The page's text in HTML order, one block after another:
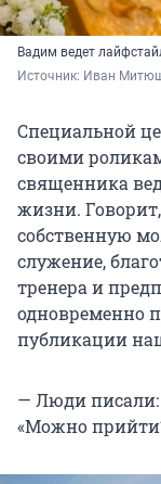
Вадим ведет
Источник: Иван
Специальной
своими
священника
жизни. Говорит,
собственную
служение,
тренера и
одновременно
публикации
— Люди писали:
«Можно